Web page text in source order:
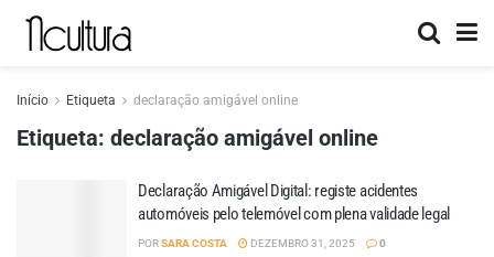
Início Etiqueta declaração amigável online
Etiqueta: declaração amigável online
Declaração Amigável Digital: registe acidentes
automóveis pelo telemóvel com plena validade legal
PORSARA COSTA DEZEMBRO 31, 2025 0